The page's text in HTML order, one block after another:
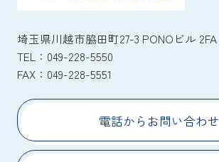
埼玉県川越市脇田町27-3 PONOビル 2FA
TEL： 049-228-5550
FAX： 049-228-5551
電話からお問い合わせ